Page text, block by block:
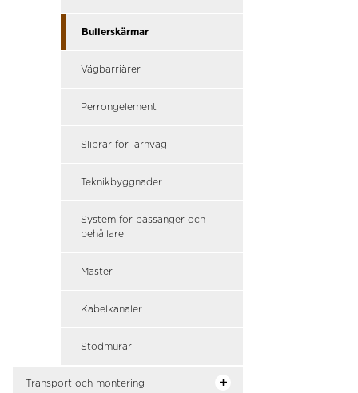
Bullerskärmar
Vägbarriärer
Perrongelement
Sliprar för järnväg
Teknikbyggnader
System för bassänger och
behållare
Master
Kabelkanaler
Stödmurar
Transport och montering